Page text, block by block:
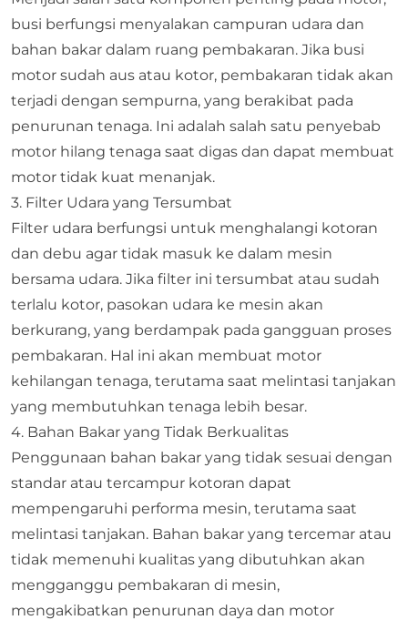
busi berfungsi menyalakan campuran udara dan
bahan bakar dalam ruang pembakaran. Jika busi
motor sudah aus atau kotor, pembakaran tidak akan
terjadi dengan sempurna, yang berakibat pada
penurunan tenaga. Ini adalah salah satu penyebab
motor hilang tenaga saat digas dan dapat membuat
motor tidak kuat menanjak.
3. Filter Udara yang Tersumbat
Filter udara berfungsi untuk menghalangi kotoran
dan debu agar tidak masuk ke dalam mesin
bersama udara. Jika filter ini tersumbat atau sudah
terlalu kotor, pasokan udara ke mesin akan
berkurang, yang berdampak pada gangguan proses
pembakaran. Hal ini akan membuat motor
kehilangan tenaga, terutama saat melintasi tanjakan
yang membutuhkan tenaga lebih besar.
4. Bahan Bakar yang Tidak Berkualitas
Penggunaan bahan bakar yang tidak sesuai dengan
standar atau tercampur kotoran dapat
mempengaruhi performa mesin, terutama saat
melintasi tanjakan. Bahan bakar yang tercemar atau
tidak memenuhi kualitas yang dibutuhkan akan
mengganggu pembakaran di mesin,
mengakibatkan penurunan daya dan motor